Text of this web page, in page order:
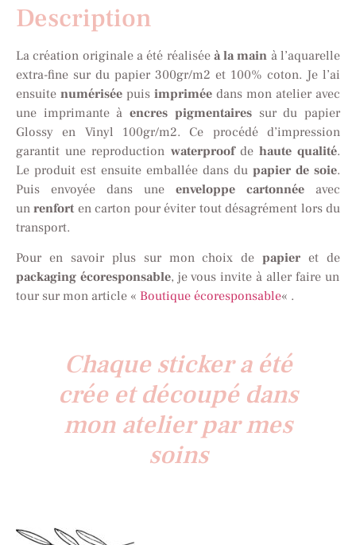
Description
La création originale a été réalisée à la main à l’aquarelle
extra-fine sur du papier 300gr/m2 et 100% coton. Je l’ai
ensuite numérisée puis imprimée dans mon atelier avec
une imprimante àencres pigmentairessur du papier
Glossy en Vinyl 100gr/m2. Ce procédé d’impression
garantit une reproduction waterproof de haute qualité.
Le produit est ensuite emballée dans du papier de soie.
Puis envoyée dans une enveloppe cartonnée avec
unrenforten carton pour éviter tout désagrément lors du
transport.
Pour en savoir plus sur mon choix depapieret de
packaging écoresponsable, je vous invite à aller faire un
tour sur mon article « Boutique écoresponsable« .
Chaque sticker a été
crée et découpé dans
mon atelier par mes
soins